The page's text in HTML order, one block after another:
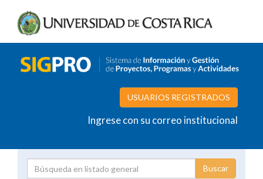
USUARIOS REGISTRADOS
Ingrese con su correo institucional